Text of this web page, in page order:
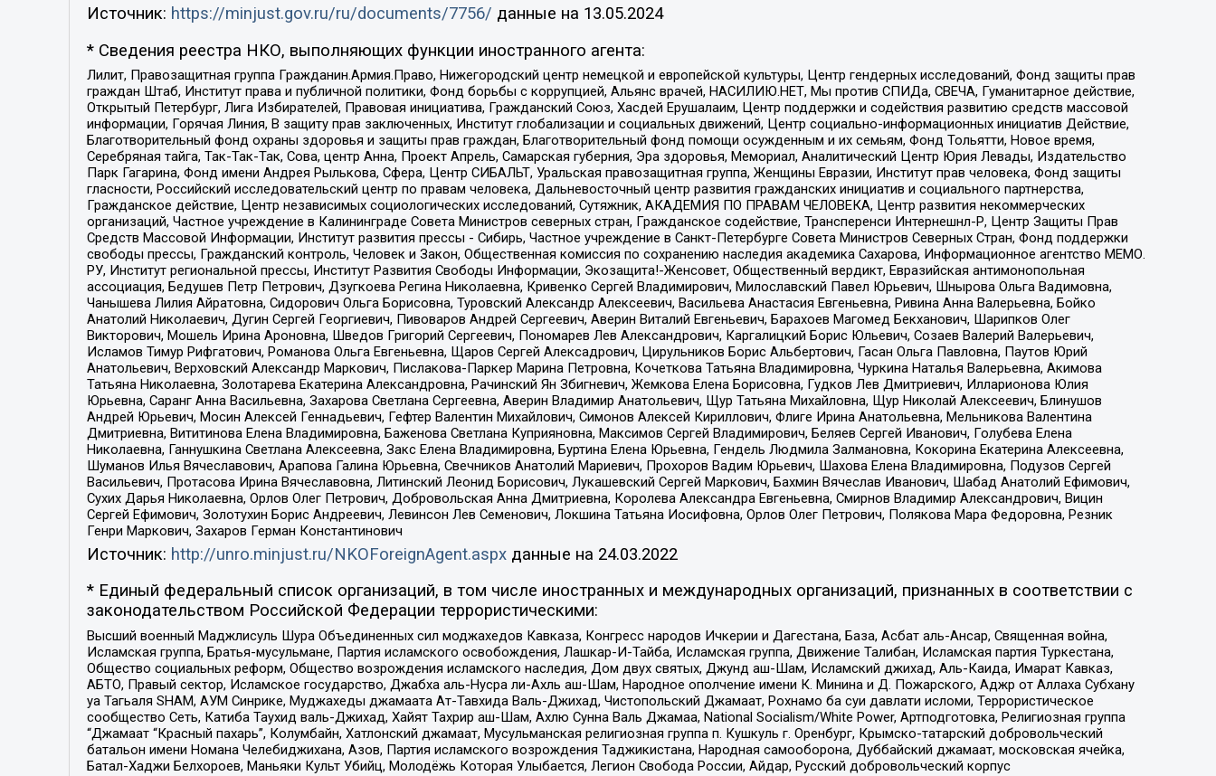
Источник: https://minjust.gov.ru/ru/documents/7756/ данные на 13.05.2024
* Сведения реестра НКО, выполняющих функции иностранного агента:
Лилит, Правозащитная группа Гражданин.Армия.Право, Нижегородский центр немецкой и европейской культуры, Центр гендерных исследований, Фонд защиты прав
граждан Штаб, Институт права и публичной политики, Фонд борьбы с коррупцией, Альянс врачей, НАСИЛИЮ.НЕТ, Мы против СПИДа, СВЕЧА, Гуманитарное действие,
Открытый Петербург, Лига Избирателей, Правовая инициатива, Гражданский Союз, Хасдей Ерушалаим, Центр поддержки и содействия развитию средств массовой
информации, Горячая Линия, В защиту прав заключенных, Институт глобализации и социальных движений, Центр социально-информационных инициатив Действие,
Благотворительный фонд охраны здоровья и защиты прав граждан, Благотворительный фонд помощи осужденным и их семьям, Фонд Тольятти, Новое время,
Серебряная тайга, Так-Так-Так, Сова, центр Анна, Проект Апрель, Самарская губерния, Эра здоровья, Мемориал, Аналитический Центр Юрия Левады, Издательство
Парк Гагарина, Фонд имени Андрея Рылькова, Сфера, Центр СИБАЛЬТ, Уральская правозащитная группа, Женщины Евразии, Институт прав человека, Фонд защиты
гласности, Российский исследовательский центр по правам человека, Дальневосточный центр развития гражданских инициатив и социального партнерства,
Гражданское действие, Центр независимых социологических исследований, Сутяжник, АКАДЕМИЯ ПО ПРАВАМ ЧЕЛОВЕКА, Центр развития некоммерческих
организаций, Частное учреждение в Калининграде Совета Министров северных стран, Гражданское содействие, Трансперенси Интернешнл-Р, Центр Защиты Прав
Средств Массовой Информации, Институт развития прессы - Сибирь, Частное учреждение в Санкт-Петербурге Совета Министров Северных Стран, Фонд поддержки
свободы прессы, Гражданский контроль, Человек и Закон, Общественная комиссия по сохранению наследия академика Сахарова, Информационное агентство МЕМО.
РУ, Институт региональной прессы, Институт Развития Свободы Информации, Экозащита!-Женсовет, Общественный вердикт, Евразийская антимонопольная
ассоциация, Бедушев Петр Петрович, Дзугкоева Регина Николаевна, Кривенко Сергей Владимирович, Милославский Павел Юрьевич, Шнырова Ольга Вадимовна,
Чанышева Лилия Айратовна, Сидорович Ольга Борисовна, Туровский Александр Алексеевич, Васильева Анастасия Евгеньевна, Ривина Анна Валерьевна, Бойко
Анатолий Николаевич, Дугин Сергей Георгиевич, Пивоваров Андрей Сергеевич, Аверин Виталий Евгеньевич, Барахоев Магомед Бекханович, Шарипков Олег
Викторович, Мошель Ирина Ароновна, Шведов Григорий Сергеевич, Пономарев Лев Александрович, Каргалицкий Борис Юльевич, Созаев Валерий Валерьевич,
Исламов Тимур Рифгатович, Романова Ольга Евгеньевна, Щаров Сергей Алексадрович, Цирульников Борис Альбертович, Гасан Ольга Павловна, Паутов Юрий
Анатольевич, Верховский Александр Маркович, Пислакова-Паркер Марина Петровна, Кочеткова Татьяна Владимировна, Чуркина Наталья Валерьевна, Акимова
Татьяна Николаевна, Золотарева Екатерина Александровна, Рачинский Ян Збигневич, Жемкова Елена Борисовна, Гудков Лев Дмитриевич, Илларионова Юлия
Юрьевна, Саранг Анна Васильевна, Захарова Светлана Сергеевна, Аверин Владимир Анатольевич, Щур Татьяна Михайловна, Щур Николай Алексеевич, Блинушов
Андрей Юрьевич, Мосин Алексей Геннадьевич, Гефтер Валентин Михайлович, Симонов Алексей Кириллович, Флиге Ирина Анатольевна, Мельникова Валентина
Дмитриевна, Вититинова Елена Владимировна, Баженова Светлана Куприяновна, Максимов Сергей Владимирович, Беляев Сергей Иванович, Голубева Елена
Николаевна, Ганнушкина Светлана Алексеевна, Закс Елена Владимировна, Буртина Елена Юрьевна, Гендель Людмила Залмановна, Кокорина Екатерина Алексеевна,
Шуманов Илья Вячеславович, Арапова Галина Юрьевна, Свечников Анатолий Мариевич, Прохоров Вадим Юрьевич, Шахова Елена Владимировна, Подузов Сергей
Васильевич, Протасова Ирина Вячеславовна, Литинский Леонид Борисович, Лукашевский Сергей Маркович, Бахмин Вячеслав Иванович, Шабад Анатолий Ефимович,
Сухих Дарья Николаевна, Орлов Олег Петрович, Добровольская Анна Дмитриевна, Королева Александра Евгеньевна, Смирнов Владимир Александрович, Вицин
Сергей Ефимович, Золотухин Борис Андреевич, Левинсон Лев Семенович, Локшина Татьяна Иосифовна, Орлов Олег Петрович, Полякова Мара Федоровна, Резник
Генри Маркович, Захаров Герман Константинович
Источник: http://unro.minjust.ru/NKOForeignAgent.aspxданные на 24.03.2022
* Единый федеральный список организаций, в том числе иностранных и международных организаций, признанных в соответствии с
законодательством Российской Федерации террористическими:
Высший военный Маджлисуль Шура Объединенных сил моджахедов Кавказа, Конгресс народов Ичкерии и Дагестана, База, Асбат аль-Ансар, Священная война,
Исламская группа, Братья-мусульмане, Партия исламского освобождения, Лашкар-И-Тайба, Исламская группа, Движение Талибан, Исламская партия Туркестана,
Общество социальных реформ, Общество возрождения исламского наследия, Дом двух святых, Джунд аш-Шам, Исламский джихад, Аль-Каида, Имарат Кавказ,
АБТО, Правый сектор, Исламское государство, Джабха аль-Нусра ли-Ахль аш-Шам, Народное ополчение имени К. Минина и Д. Пожарского, Аджр от Аллаха Субхану
уа Тагьаля SHAM, АУМ Синрике, Муджахеды джамаата Ат-Тавхида Валь-Джихад, Чистопольский Джамаат, Рохнамо ба суи давлати исломи, Террористическое
сообщество Сеть, Катиба Таухид валь-Джихад, Хайят Тахрир аш-Шам, Ахлю Сунна Валь Джамаа, National Socialism/White Power, Артподготовка, Религиозная группа
“Джамаат “Красный пахарь”, Колумбайн, Хатлонский джамаат, Мусульманская религиозная группа п. Кушкуль г. Оренбург, Крымско-татарский добровольческий
батальон имени Номана Челебиджихана, Азов, Партия исламского возрождения Таджикистана, Народная самооборона, Дуббайский джамаат, московская ячейка,
Батал-Хаджи Белхороев, Маньяки Культ Убийц, Молодёжь Которая Улыбается, Легион Свобода России, Айдар, Русский добровольческий корпус